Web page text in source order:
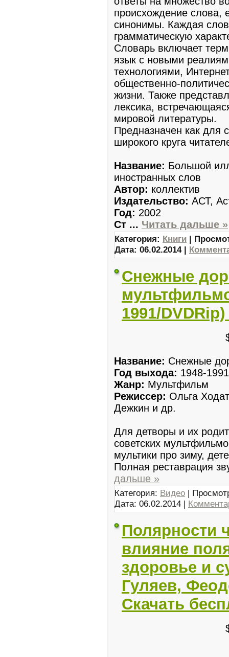
происхождение слова,
синонимы. Каждая
грамматическую
Словарь включает
язык с новыми
технологиями,
общественно-
жизни. Также
лексика,
мировой литературы.
Предназначен как для
широкого круга
Название: Большой
иностранных слов
Автор: коллектив
Издательство: АСТ,
Год: 2002
Ст ... Читать дальше »
Категория: Книги |
Дата: 06.02.2014|
Снежные
1991/
Название: Снежные
Год выхода: 1948-1991
Жанр: Мультфильм
Режиссер: Ольга
Дежкин и др.
Для детворы и их
советских
мультики про зиму,
Полная реставрация
дальше »
Категория: Видео |
Дата: 06.02.2014 |
Полярности
влияние
здоровье и
Гуляев,
Скачать